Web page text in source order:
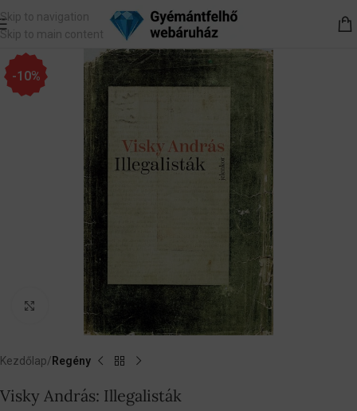
Skip to navigation
Skip to main content
-10%
Nagyítás
Kezdőlap Regény
Visky András: Illegalisták